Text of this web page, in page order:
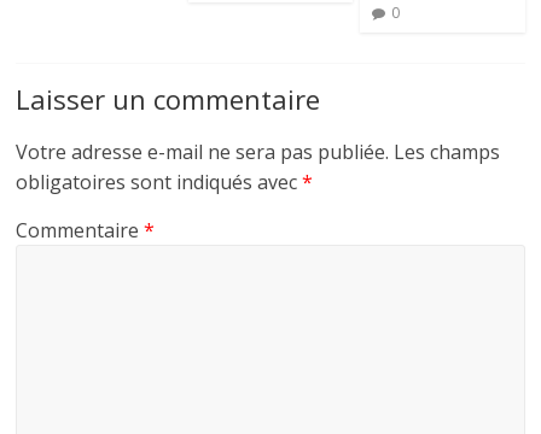
0
Laisser un commentaire
Votre adresse e-mail ne sera pas publiée. Les champs
obligatoires sont indiqués avec*
Commentaire*